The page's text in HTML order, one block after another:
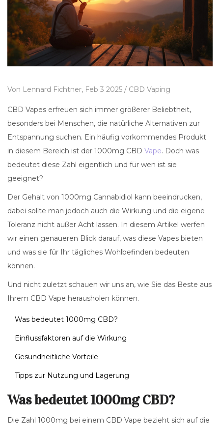
Von Lennard Fichtner, Feb 3 2025 / CBD Vaping
CBD Vapes erfreuen sich immer größerer Beliebtheit,
besonders bei Menschen, die natürliche Alternativen zur
Entspannung suchen. Ein häufig vorkommendes Produkt
in diesem Bereich ist der 1000mg CBD Vape. Doch was
bedeutet diese Zahl eigentlich und für wen ist sie
geeignet?
Der Gehalt von 1000mg Cannabidiol kann beeindrucken,
dabei sollte man jedoch auch die Wirkung und die eigene
Toleranz nicht außer Acht lassen. In diesem Artikel werfen
wir einen genaueren Blick darauf, was diese Vapes bieten
und was sie für Ihr tägliches Wohlbefinden bedeuten
können.
Und nicht zuletzt schauen wir uns an, wie Sie das Beste aus
Ihrem CBD Vape herausholen können.
Was bedeutet 1000mg CBD?
Einflussfaktoren auf die Wirkung
Gesundheitliche Vorteile
Tipps zur Nutzung und Lagerung
Was bedeutet 1000mg CBD?
Die Zahl 1000mg bei einem CBD Vape bezieht sich auf die